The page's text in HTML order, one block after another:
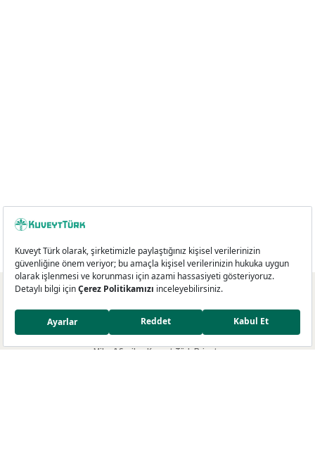
Kredi Kartları
Miles&Smiles Kuveyt Türk Platinum
Miles&Smiles Kuveyt Türk Private